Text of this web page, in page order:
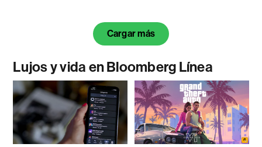
Cargar más
Lujos y vida en Bloomberg Línea